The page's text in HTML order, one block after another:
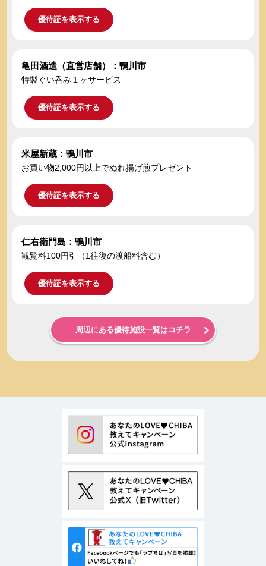
優待証を表示する
亀田酒造（直営店舗）：鴨川市
特製ぐい呑み１ヶサービス
優待証を表示する
米屋新蔵：鴨川市
お買い物2,000円以上でぬれ揚げ煎プレゼント
優待証を表示する
仁右衛門島：鴨川市
観覧料100円引（1往復の渡船料含む）
優待証を表示する
周辺にある優待施設一覧はコチラ